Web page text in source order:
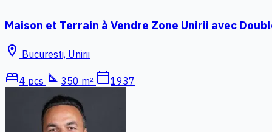
Maison et Terrain à Vendre Zone Unirii avec
location_on Bucuresti, Unirii
bed4 pcs square_foot 350 m² calendar_today1937